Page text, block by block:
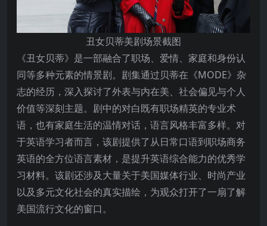
丑女贝蒂美剧场景截图
《丑女贝蒂》是一部融合了职场、爱情、家庭和身份认
同等多种元素的情景剧。剧集通过贝蒂在《MODE》杂
志的经历，深入探讨了外表与内在美、社会偏见与个人
价值等深刻主题。剧中的对白既有职场精英的专业术
语，也有家庭生活的温情对话，语言风格丰富多样。对
于英语学习者而言，该剧提供了从日常口语到职场商务
英语的全方位语言素材，是提升英语综合能力的优秀学
习材料。该剧还涉及大量关于美国媒体行业、时尚产业
以及多元文化社会的真实描绘，为观众打开了一扇了解
美国流行文化的窗口。